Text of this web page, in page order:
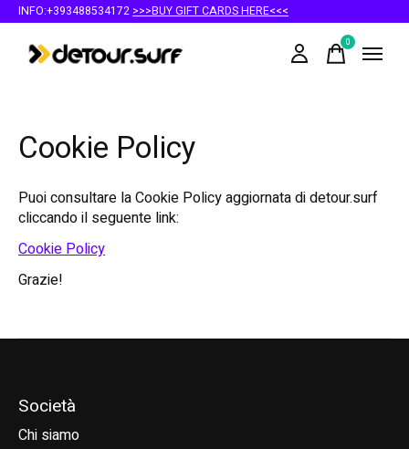
INFO:+393488534172 >>>BUY GIFT CARDS HERE<<<
0items
Cookie Policy
Puoi consultare la Cookie Policy aggiornata di detour.surf
cliccando il seguente link:
Cookie Policy
Grazie!
Società
Chi siamo